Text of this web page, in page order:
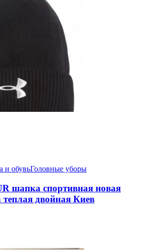
и обувьГоловные уборы
шапка спортивная новая
теплая двойная Киев